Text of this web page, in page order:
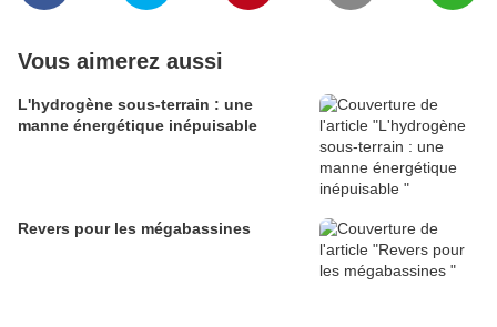
Vous aimerez aussi
L'hydrogène sous-terrain : une
manne énergétique inépuisable
Revers pour les mégabassines